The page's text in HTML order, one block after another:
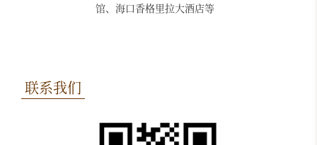
馆、海口香格里拉大酒店等
联系我们